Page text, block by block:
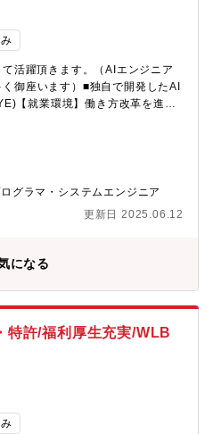
活躍頂きます。（AIエンジニア
御座います）■独自で開発したAI
【就業環境】働き方改革を進め
す。株式会社ミラプログループ
設、単身・世帯用の寮を利用可
にご相談ください 。
グラマ・システムエンジニア
更新日 2025.06.12
になる
特許/福利厚生充実/WLB